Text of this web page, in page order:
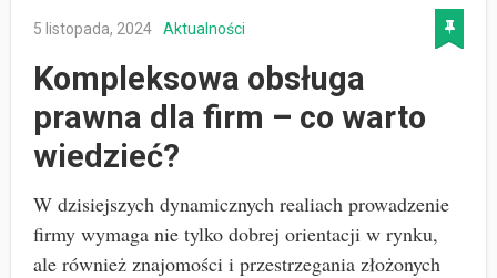
5 listopada, 2024 Aktualności
Kompleksowa obsługa
prawna dla firm – co warto
wiedzieć?
W dzisiejszych dynamicznych realiach prowadzenie
firmy wymaga nie tylko dobrej orientacji w rynku,
ale również znajomości i przestrzegania złożonych